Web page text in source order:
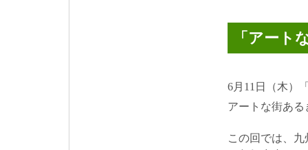
「アート
6月11日（木）
アートな街あ
この回では、